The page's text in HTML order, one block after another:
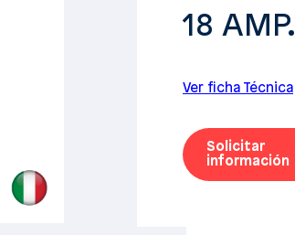
18 AMP.
Ver ficha Técnica
Solicitar
información